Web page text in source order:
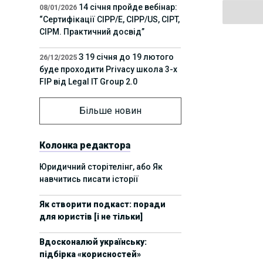
08/01/2026 14 січня пройде вебінар:
“Сертифікації СІРР/Е, CIPP/US, CIPT,
CIPM. Практичний досвід”
26/12/2025 З 19 січня до 19 лютого
буде проходити Privacy школа 3-х
FIP від Legal IT Group 2.0
12 грудня пройде
приватність у 2026. Очікувані
05/11/2025 11 листопада пройде
вебінар “AI-агенти: прайвесі, IP
та комплаєнс ризики”
31/10/20258 листопада пройде
Форум молодих юристів України
2025
Більше новин
Колонка редактора
Юридичний сторітелінг, або Як
навчитись писати історії
Як створити подкаст: поради
для юристів [і не тільки]
Вдосконалюй українську:
підбірка «корисностей»